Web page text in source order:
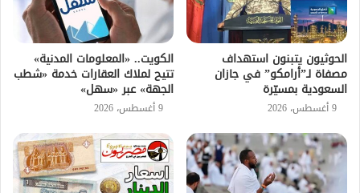
الحوثيون يتبنون استهداف
مصفاة لـ”أرامكو” في جازان
السعودية بمسيّرة
9 أغسطس، 2026
الكويت.. «المعلومات المدنية»
تتيح لملاك العقارات خدمة «شطب
الجهة» عبر «سهل»
9 أغسطس، 2026